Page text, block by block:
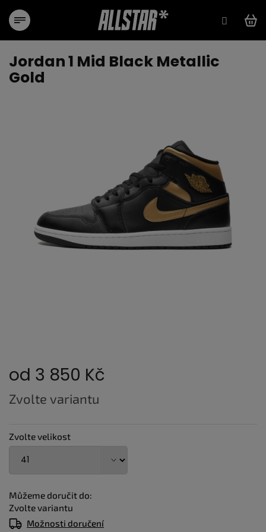
obsah
Jordan 1 Mid Black Metallic
Gold
od 3 850 Kč
Měrná
cena:
Zvolte variantu
Zvolte velikost
Můžeme doručit do:
Zvolte variantu
Možnosti doručení